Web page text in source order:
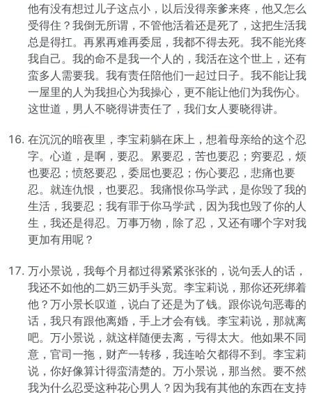
他有没有想过儿子这点小，以后没得亲爹来疼，他又怎么
受得住？我倒无所谓，不管他活着还是死了，这把生活我
总是得扛。再累再难再委屈，我都不得去死。我不能光疼
我自己。我的命不是我一个人的，我活在这个世上，还有
蛮多人需要我。我有责任陪他们一起过日子。我不能让我
一屋里的人为我担心为我操心，更不能让他们为我伤心。
这世道，男人不晓得讲责任了，我们女人要晓得讲。
在沉沉的暗夜里，李宝莉躺在床上，想着母亲给的这个忍
字。心道，是啊，要忍。累要忍，苦也要忍；穷要忍，烦
也要忍；愤怒要忍，委屈也要忍；伤心要忍，悲痛也要
忍。就连仇恨，也要忍。我痛恨你马学武，是你毁了我的
生活，我要忍；我有罪于你马学武，因为我也毁了你的人
生，我还是得忍。万事万物，除了忍，又还有哪个字对我
更加有用呢？
万小景说，我每个月都过得紧紧张张的，说句丢人的话，
我还不如他的二奶三奶手头宽。李宝莉说，那你还死绑着
他？万小景长叹道，说白了还是为了钱。跟你说句恶毒的
话，我只有跟他离婚，手上才会有钱。李宝莉说，那就离
吧。万小景说，就这样随便去离，亏得太大。他如果不同
意，官司一拖，财产一转移，我连哈欠都得不到。李宝莉
说，你好像算计得蛮清楚的。万小景说，那当然。要不然
我为什么忍受这种花心男人？因为我有其他的东西在支持